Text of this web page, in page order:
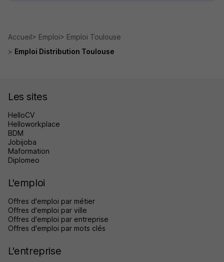
Accueil Emploi
Emploi Toulouse
Emploi Distribution Toulouse
Les sites
HelloCV
Helloworkplace
BDM
Jobijoba
Maformation
Diplomeo
L'emploi
Offres d'emploi par métier
Offres d'emploi par ville
Offres d'emploi par entreprise
Offres d'emploi par mots clés
L'entreprise